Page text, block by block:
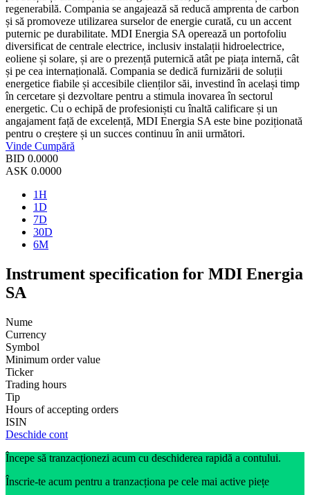
regenerabilă. Compania se angajează să reducă amprenta de carbon
și să promoveze utilizarea surselor de energie curată, cu un accent
puternic pe durabilitate. MDI Energia SA operează un portofoliu
diversificat de centrale electrice, inclusiv instalații hidroelectrice,
eoliene și solare, și are o prezență puternică atât pe piața internă, cât
și pe cea internațională. Compania se dedică furnizării de soluții
energetice fiabile și accesibile clienților săi, investind în același timp
în cercetare și dezvoltare pentru a stimula inovarea în sectorul
energetic. Cu o echipă de profesioniști cu înaltă calificare și un
angajament față de excelență, MDI Energia SA este bine poziționată
pentru o creștere și un succes continuu în anii următori.
Vinde Cumpără
BID 0.0000
ASK 0.0000
1H
1D
7D
30D
6M
Instrument specification for MDI Energia
SA
Nume
Currency
Symbol
Minimum order value
Ticker
Trading hours
Tip
Hours of accepting orders
ISIN
Deschide cont
Începe să tranzacționezi acum cu deschiderea rapidă a contului.
Înscrie-te acum pentru a tranzacționa pe cele mai active piețe